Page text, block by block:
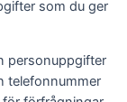
som du ger
personuppgifter
telefonnummer